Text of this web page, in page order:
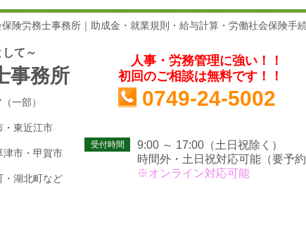
険労務士事務所｜助成金・就業規則・給与計算・労働社会保険手
て～
事務所
一部）
・東近江市
津市・甲賀市
・湖北町など
人事・労務管理に強い！！
初回のご相談は無料です！！
0749-24-5002
受付時間
9:00 ～ 17:00（土日祝除く）
時間外・土日祝対応可能（要予
※オンライン対応可能